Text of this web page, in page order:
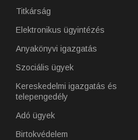
Titkárság
Elektronikus ügyintézés
Anyakönyvi igazgatás
Szociális ügyek
Kereskedelmi igazgatás és
telepengedély
Adó ügyek
Birtokvédelem